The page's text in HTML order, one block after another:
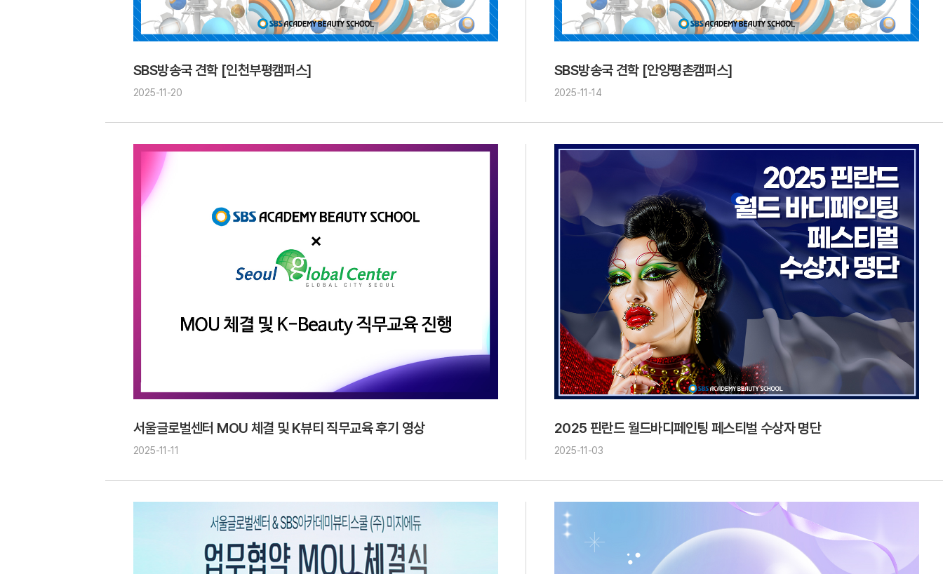
SBS방송국 견학 [인천부평캠퍼스]
2025-11-20
SBS방송국 견학 [안양평촌캠퍼스]
2025-11-14
서울글로벌센터 MOU 체결 및 K뷰티 직무교육 후기 영상
2025-11-11
2025 핀란드 월드바디페인팅 페스티벌 수상자 명단
2025-11-03